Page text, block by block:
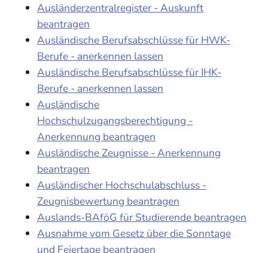
Ausländerzentralregister - Auskunft
beantragen
Ausländische Berufsabschlüsse für HWK-
Berufe - anerkennen lassen
Ausländische Berufsabschlüsse für IHK-
Berufe - anerkennen lassen
Ausländische
Hochschulzugangsberechtigung -
Anerkennung beantragen
Ausländische Zeugnisse - Anerkennung
beantragen
Ausländischer Hochschulabschluss -
Zeugnisbewertung beantragen
Auslands-BAföG für Studierende beantragen
Ausnahme vom Gesetz über die Sonntage
und Feiertage beantragen